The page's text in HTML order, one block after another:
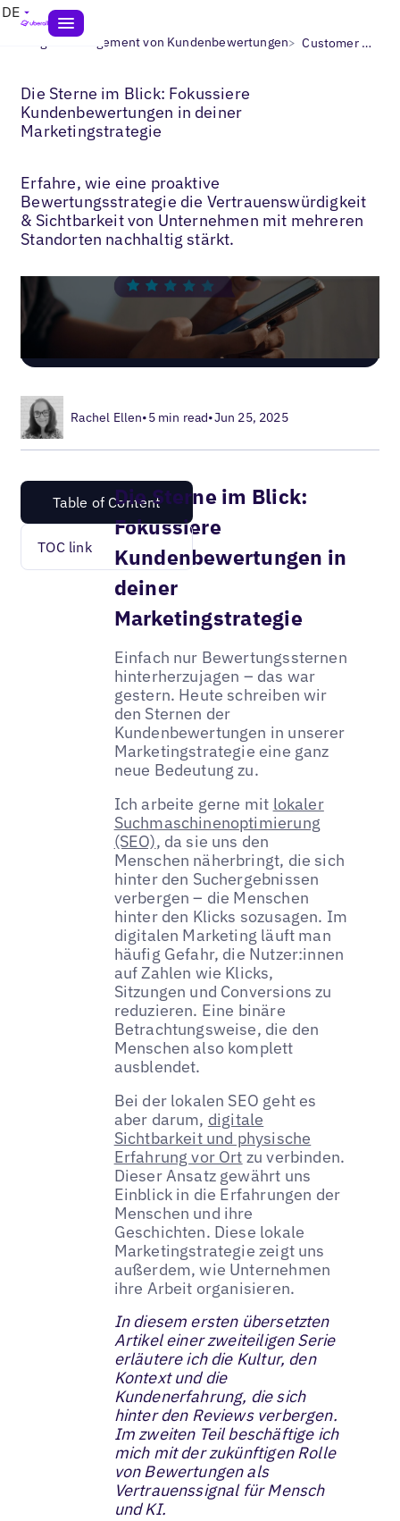
DE
Blogs> Management von Kundenbewertungen> Customer Review Strategy
Die Sterne im Blick: Fokussiere
Kundenbewertungen in deiner
Marketingstrategie
Erfahre, wie eine proaktive
Bewertungsstrategie die Vertrauenswürdigkeit
& Sichtbarkeit von Unternehmen mit mehreren
Standorten nachhaltig stärkt.
Rachel Ellen•5 min read•Jun 25, 2025
Table of Content
TOC link
Die Sterne im Blick:
Fokussiere
Kundenbewertungen in
deiner
Marketingstrategie
Einfach nur Bewertungssternen
hinterherzujagen – das war
gestern. Heute schreiben wir
den Sternen der
Kundenbewertungen in unserer
Marketingstrategie eine ganz
neue Bedeutung zu.
Ich arbeite gerne mit lokaler
Suchmaschinenoptimierung
(SEO), da sie uns den
Menschen näherbringt, die sich
hinter den Suchergebnissen
verbergen – die Menschen
hinter den Klicks sozusagen. Im
digitalen Marketing läuft man
häufig Gefahr, die Nutzer:innen
auf Zahlen wie Klicks,
Sitzungen und Conversions zu
reduzieren. Eine binäre
Betrachtungsweise, die den
Menschen also komplett
ausblendet.
Bei der lokalen SEO geht es
aber darum, digitale
Sichtbarkeit und physische
Erfahrung vor Ort zu verbinden.
Dieser Ansatz gewährt uns
Einblick in die Erfahrungen der
Menschen und ihre
Geschichten. Diese lokale
Marketingstrategie zeigt uns
außerdem, wie Unternehmen
ihre Arbeit organisieren.
In diesem ersten übersetzten
Artikel einer zweiteiligen Serie
erläutere ich die Kultur, den
Kontext und die
Kundenerfahrung, die sich
hinter den Reviews verbergen.
Im zweiten Teil beschäftige ich
mich mit der zukünftigen Rolle
von Bewertungen als
Vertrauenssignal für Mensch
und KI.